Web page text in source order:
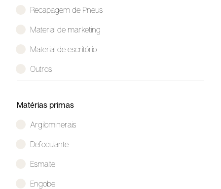
Recapagem de Pneus
Material de marketing
Material de escritório
Outros
Matérias primas
Argilominerais
Defoculante
Esmalte
Engobe